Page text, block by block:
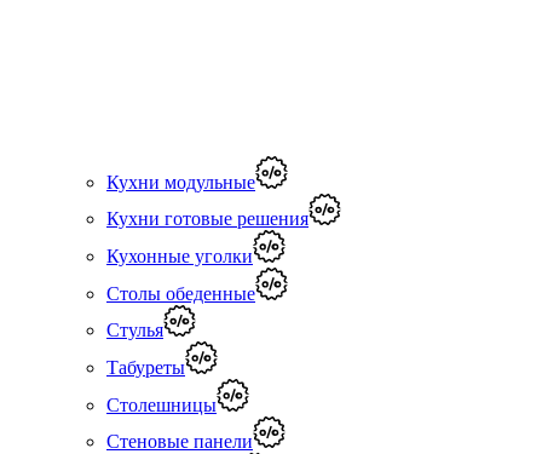
Кухни модульные
Кухни готовые решения
Кухонные уголки
Столы обеденные
Стулья
Табуреты
Столешницы
Стеновые панели